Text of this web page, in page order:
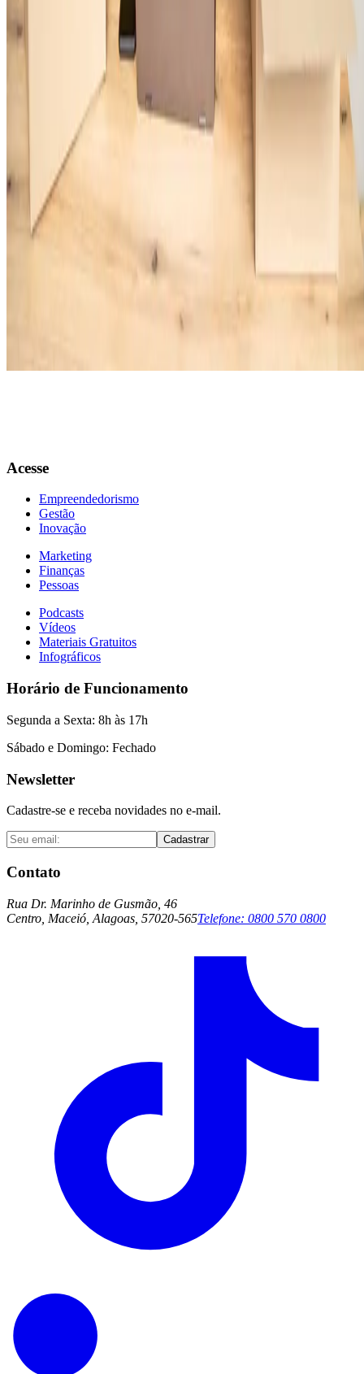
Emitido pela transportadora, o conhecimento de embarque traz
informações sobre o tipo de mercadoria, quantidade, peso, remetente,
destinatário e
detalhes do transporte, como o meio utilizado
marítimo ou rodoviário)
. Ou seja, ele confirma que há transporte da
carga até o destino final.
Então, se você está enviando 300
vestidos
para um cliente na Europa
via transporte marítimo, o conhecimento de embarque especifica o
número de contêineres, o navio e o porto de destino. Inclusive, ele é
necessário para liberar a carga no país de chegada e serve como
garantia caso ocorram imprevistos no transporte.
Exportar produtos pode parecer um caminho cheio de detalhes, mas
agora você já sabe o que precisa para começar.
documentos para exportação é o ponto de partida para
clientes em novos mercados e aumentar as vendas da sua loja.
Com planejamento e as informações certas, esse processo se torna
. Nele, você terá acesso a tudo o que precisa
para expandir sua loja com segurança e sucesso. Inscreva-se agora e
Acesse
Empreendedorismo
Gestão
Inovação
Marketing
Finanças
Pessoas
Podcasts
Vídeos
Materiais Gratuitos
Infográficos
Horário de Funcionamento
Segunda a Sexta: 8h às 17h
Sábado e Domingo: Fechado
Newsletter
Cadastre-se e receba novidades no e-mail.
Cadastrar
Contato
Rua Dr. Marinho de Gusmão, 46
Centro, Maceió, Alagoas, 57020-565Telefone: 0800 570 0800